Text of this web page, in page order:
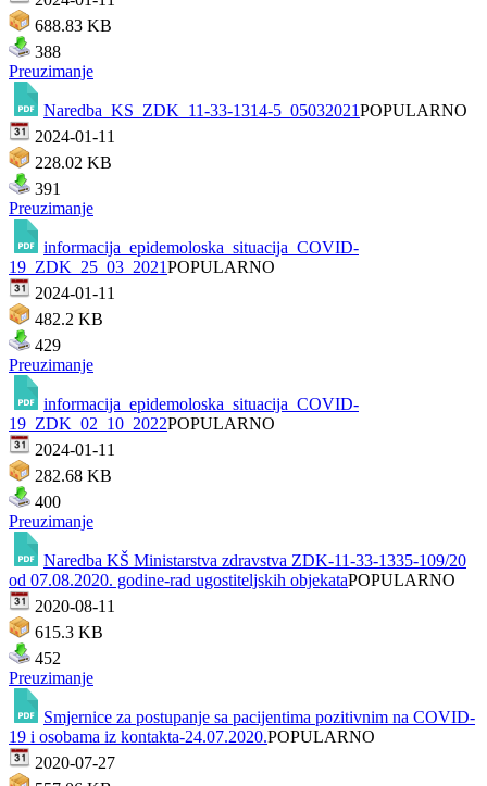
688.83 KB
388
Preuzimanje
Naredba_KS_ZDK_11-33-1314-5_05032021POPULARNO
2024-01-11
228.02 KB
391
Preuzimanje
informacija_epidemoloska_situacija_COVID-
19_ZDK_25_03_2021POPULARNO
2024-01-11
482.2 KB
429
Preuzimanje
informacija_epidemoloska_situacija_COVID-
19_ZDK_02_10_2022POPULARNO
2024-01-11
282.68 KB
400
Preuzimanje
Naredba KŠ Ministarstva zdravstva ZDK-11-33-1335-109/20
od 07.08.2020. godine-rad ugostiteljskih objekataPOPULARNO
2020-08-11
615.3 KB
452
Preuzimanje
Smjernice za postupanje sa pacijentima pozitivnim na COVID-
19 i osobama iz kontakta-24.07.2020.POPULARNO
2020-07-27